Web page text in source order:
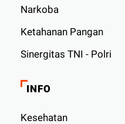
Narkoba
Ketahanan Pangan
Sinergitas TNI - Polri
INFO
Kesehatan